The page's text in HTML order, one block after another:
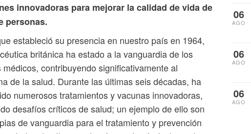
innovadoras para mejorar la calidad de vida de
personas.
estableció su presencia en nuestro país en 1964,
británica ha estado a la vanguardia de los
médicos, contribuyendo significativamente al
de la salud. Durante las últimas seis décadas, ha
numerosos tratamientos y vacunas innovadoras,
desafíos críticos de salud; un ejemplo de ello son
de vanguardia para el tratamiento y prevención
06
AGO
06
AGO
06
AGO